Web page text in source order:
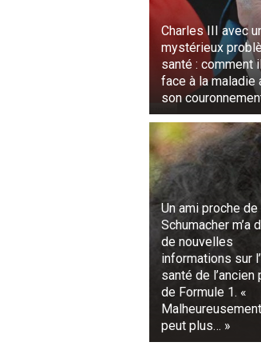
Une voix retentit,
Alors qu’Ethan
contre la paroi
Bien au contraire.
Les doigts
virage.
Soudain, la main
se fit entendre.
Le faisceau de la
fixé à la roche.
Un détecteur de
La vérité devint
Charles III avec
mystérieux
santé : comment
face à la maladie
son
Un ami proche
Schumacher m’a
de nouvelles
informations sur
santé de l’ancien
de Formule 1. «
peut plus… »